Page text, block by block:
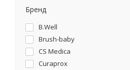
Бренд
B.Well
Brush-baby
CS Medica
Curaprox